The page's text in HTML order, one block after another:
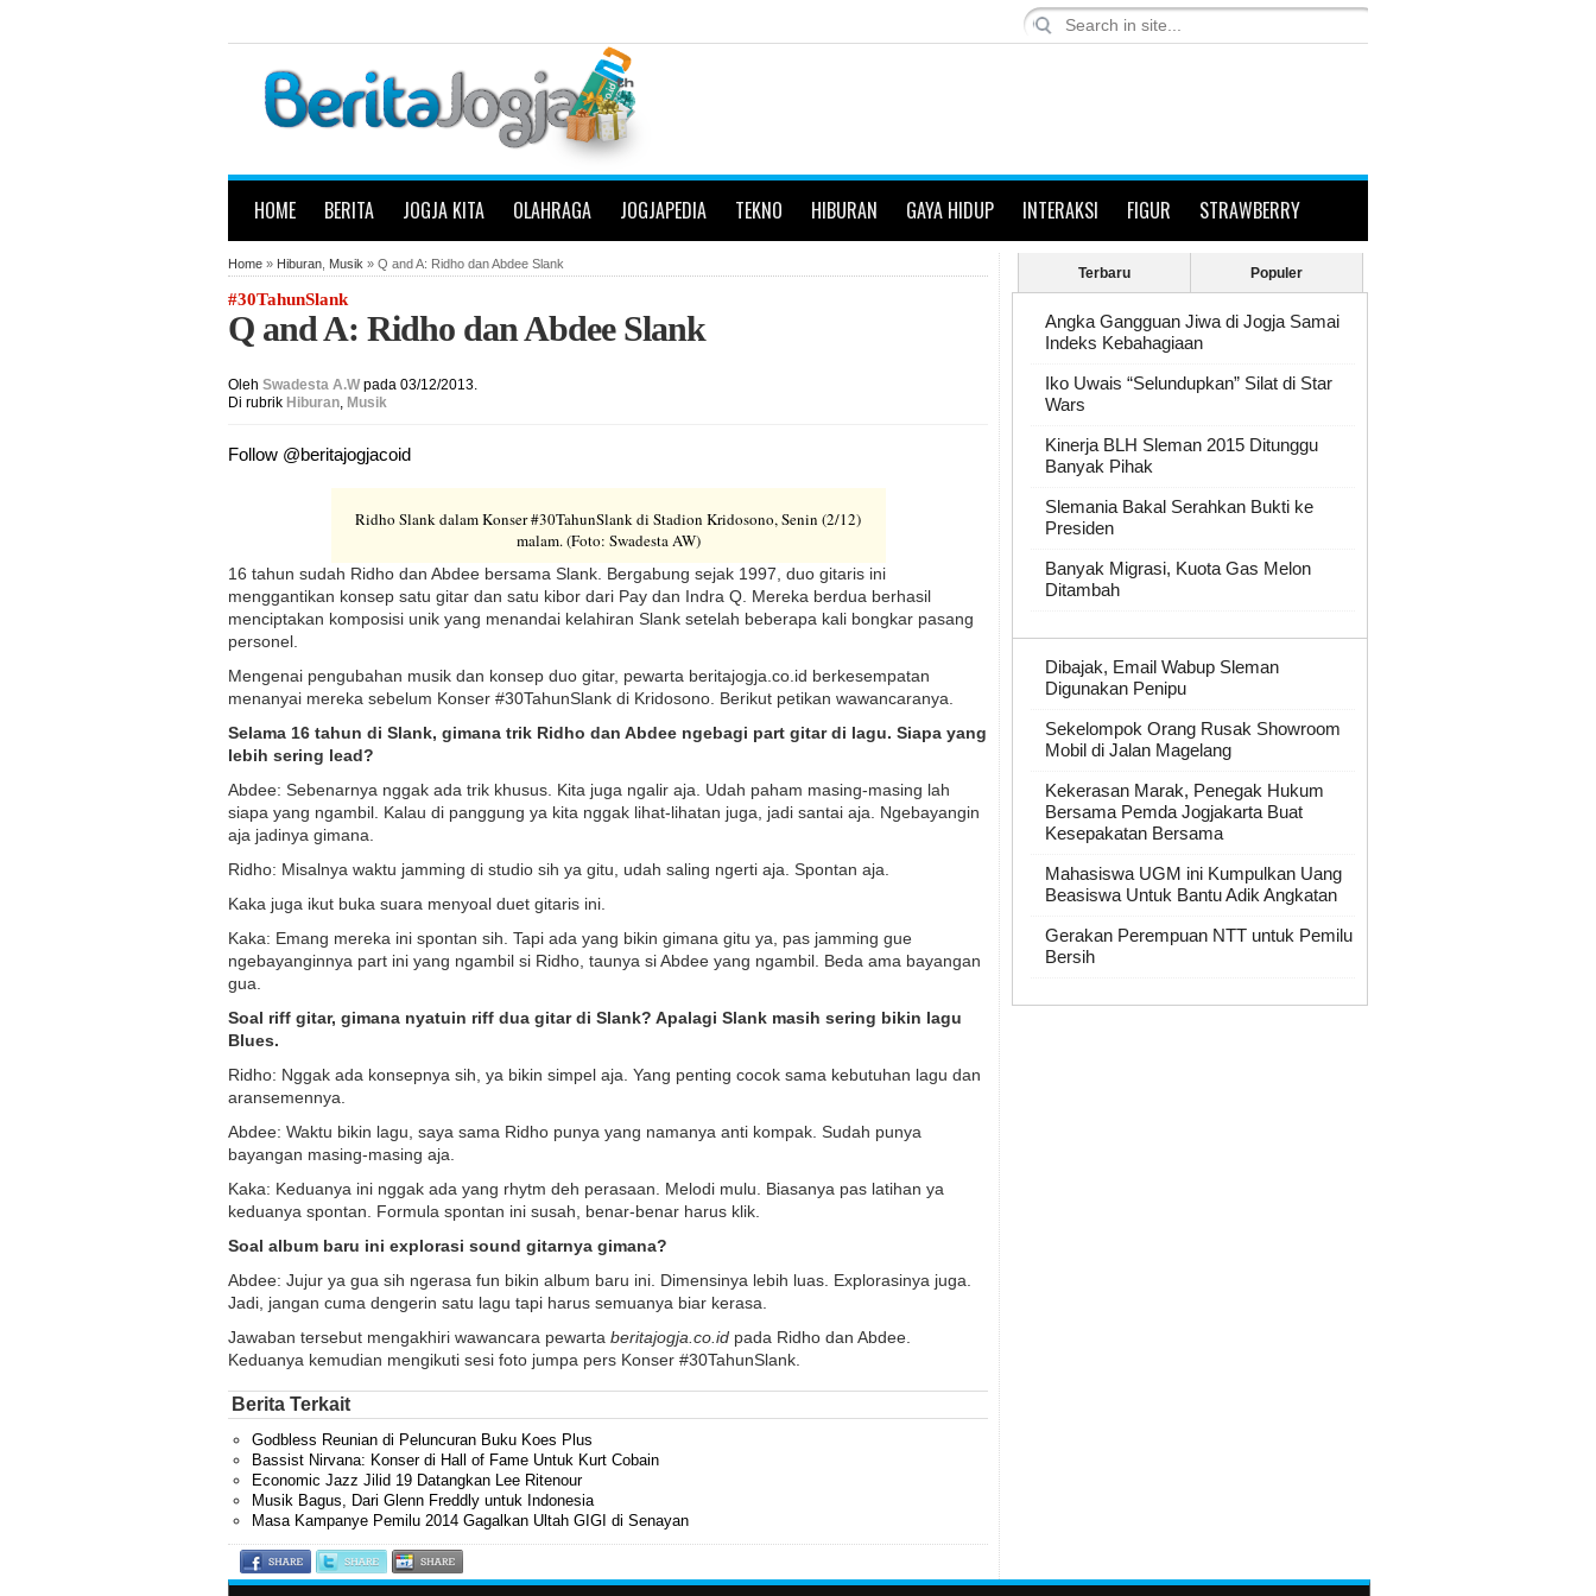
HOME BERITA JOGJA KITA OLAHRAGA JOGJAPEDIA TEKNO HIBURAN GAYA HIDUP INTERAKSI FIGUR STRAWBERRY
Home » Hiburan Musik » Q and A: Ridho dan Abdee Slank
#30TahunSlank
Q and A: Ridho dan Abdee Slank
Oleh Swadesta A.W pada 03/12/2013.
Di rubrik Hiburan, Musik
Follow @beritajogjacoid
Ridho Slank dalam Konser #30TahunSlank di Stadion Kridosono, Senin (2/12)
malam. (Foto: Swadesta AW)
16 tahun sudah Ridho dan Abdee bersama Slank. Bergabung sejak 1997, duo gitaris ini
menggantikan konsep satu gitar dan satu kibor dari Pay dan Indra Q. Mereka berdua berhasil
menciptakan komposisi unik yang menandai kelahiran Slank setelah beberapa kali bongkar pasang
personel.
Mengenai pengubahan musik dan konsep duo gitar, pewarta beritajogja.co.id berkesempatan
menanyai mereka sebelum Konser #30TahunSlank di Kridosono. Berikut petikan wawancaranya.
Selama 16 tahun di Slank, gimana trik Ridho dan Abdee ngebagi part gitar di lagu. Siapa yang
lebih sering lead?
Abdee: Sebenarnya nggak ada trik khusus. Kita juga ngalir aja. Udah paham masing-masing lah
siapa yang ngambil. Kalau di panggung ya kita nggak lihat-lihatan juga, jadi santai aja. Ngebayangin
aja jadinya gimana.
Ridho: Misalnya waktu jamming di studio sih ya gitu, udah saling ngerti aja. Spontan aja.
Kaka juga ikut buka suara menyoal duet gitaris ini.
Kaka: Emang mereka ini spontan sih. Tapi ada yang bikin gimana gitu ya, pas jamming gue
ngebayanginnya part ini yang ngambil si Ridho, taunya si Abdee yang ngambil. Beda ama bayangan
gua.
Soal riff gitar, gimana nyatuin riff dua gitar di Slank? Apalagi Slank masih sering bikin lagu
Blues.
Ridho: Nggak ada konsepnya sih, ya bikin simpel aja. Yang penting cocok sama kebutuhan lagu dan
aransemennya.
Abdee: Waktu bikin lagu, saya sama Ridho punya yang namanya anti kompak. Sudah punya
bayangan masing-masing aja.
Kaka: Keduanya ini nggak ada yang rhytm deh perasaan. Melodi mulu. Biasanya pas latihan ya
keduanya spontan. Formula spontan ini susah, benar-benar harus klik.
Soal album baru ini explorasi sound gitarnya gimana?
Abdee: Jujur ya gua sih ngerasa fun bikin album baru ini. Dimensinya lebih luas. Explorasinya juga.
Jadi, jangan cuma dengerin satu lagu tapi harus semuanya biar kerasa.
Jawaban tersebut mengakhiri wawancara pewarta beritajogja.co.id pada Ridho dan Abdee.
Keduanya kemudian mengikuti sesi foto jumpa pers Konser #30TahunSlank.
Berita Terkait
Godbless Reunian di Peluncuran Buku Koes Plus
Bassist Nirvana: Konser di Hall of Fame Untuk Kurt Cobain
Economic Jazz Jilid 19 Datangkan Lee Ritenour
Musik Bagus, Dari Glenn Freddly untuk Indonesia
Masa Kampanye Pemilu 2014 Gagalkan Ultah GIGI di Senayan
Terbaru Populer
Angka Gangguan Jiwa di Jogja Samai
Indeks Kebahagiaan
Iko Uwais “Selundupkan” Silat di Star
Wars
Kinerja BLH Sleman 2015 Ditunggu
Banyak Pihak
Slemania Bakal Serahkan Bukti ke
Presiden
Banyak Migrasi, Kuota Gas Melon
Ditambah
Dibajak, Email Wabup Sleman
Digunakan Penipu
Sekelompok Orang Rusak Showroom
Mobil di Jalan Magelang
Kekerasan Marak, Penegak Hukum
Bersama Pemda Jogjakarta Buat
Kesepakatan Bersama
Mahasiswa UGM ini Kumpulkan Uang
Beasiswa Untuk Bantu Adik Angkatan
Gerakan Perempuan NTT untuk Pemilu
Bersih